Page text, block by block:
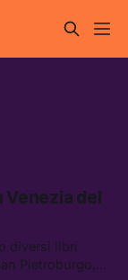
Venezia del
diversi libri
Pietroburgo,”